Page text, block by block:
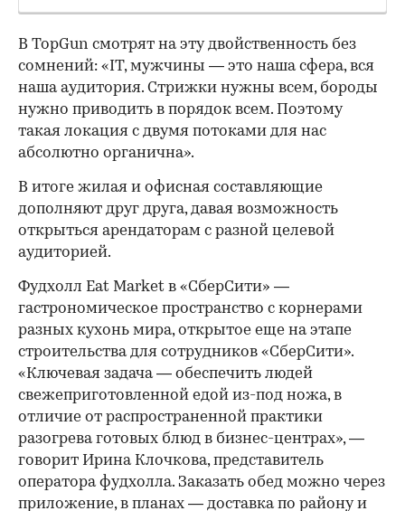
В TopGun смотрят на эту двойственность без
сомнений: «IT, мужчины — это наша сфера, вся
наша аудитория. Стрижки нужны всем, бороды
нужно приводить в порядок всем. Поэтому
такая локация с двумя потоками для нас
абсолютно органична».
В итоге жилая и офисная составляющие
дополняют друг друга, давая возможность
открыться арендаторам с разной целевой
аудиторией.
Фудхолл Eat Market в «СберСити» —
гастрономическое пространство с корнерами
разных кухонь мира, открытое еще на этапе
строительства для сотрудников «СберСити».
«Ключевая задача — обеспечить людей
свежеприготовленной едой из-под ножа, в
отличие от распространенной практики
разогрева готовых блюд в бизнес-центрах», —
говорит Ирина Клочкова, представитель
оператора фудхолла. Заказать обед можно через
приложение, в планах — доставка по району и